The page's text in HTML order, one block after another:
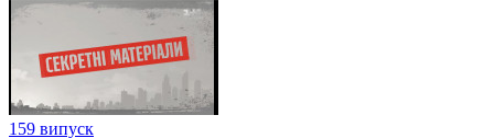
159 випуск